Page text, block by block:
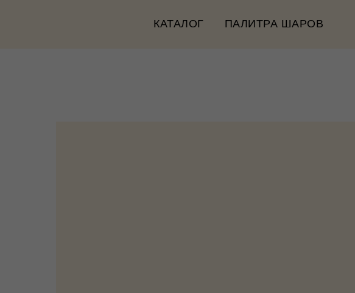
КАТАЛОГ ПАЛИТРА ШАРОВ